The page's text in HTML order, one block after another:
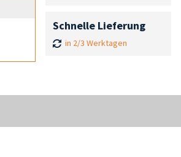
Schnelle Lieferung
in 2/3 Werktagen